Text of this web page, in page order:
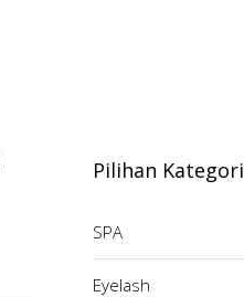
Pilihan Kategori
SPA
Eyelash